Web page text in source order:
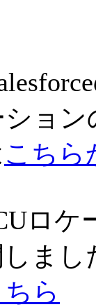
ョ
こちら
ロ
ま
ちら